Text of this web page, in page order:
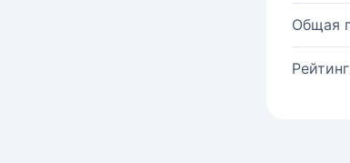
Общая